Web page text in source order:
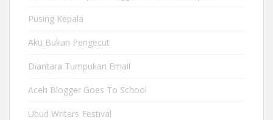
Pusing Kepala
Aku Bukan Pengecut
Diantara Tumpukan Email
Aceh Blogger Goes To School
Ubud Writers Festival